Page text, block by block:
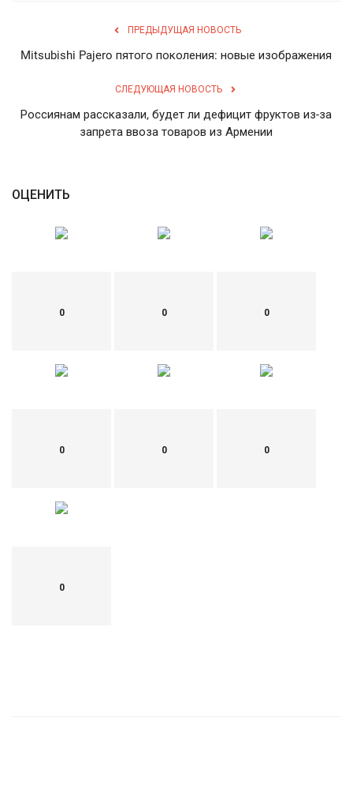
ПРЕДЫДУЩАЯ НОВОСТЬ
Mitsubishi Pajero пятого поколения: новые изображения
СЛЕДУЮЩАЯ НОВОСТЬ
Россиянам рассказали, будет ли дефицит фруктов из-за
запрета ввоза товаров из Армении
ОЦЕНИТЬ
0 0 0
0 0 0
0